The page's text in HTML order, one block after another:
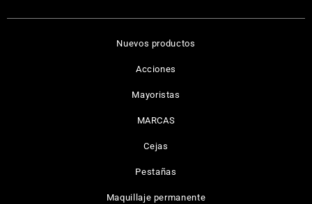
Nuevos productos
Acciones
Mayoristas
MARCAS
Cejas
Pestañas
Maquillaje permanente